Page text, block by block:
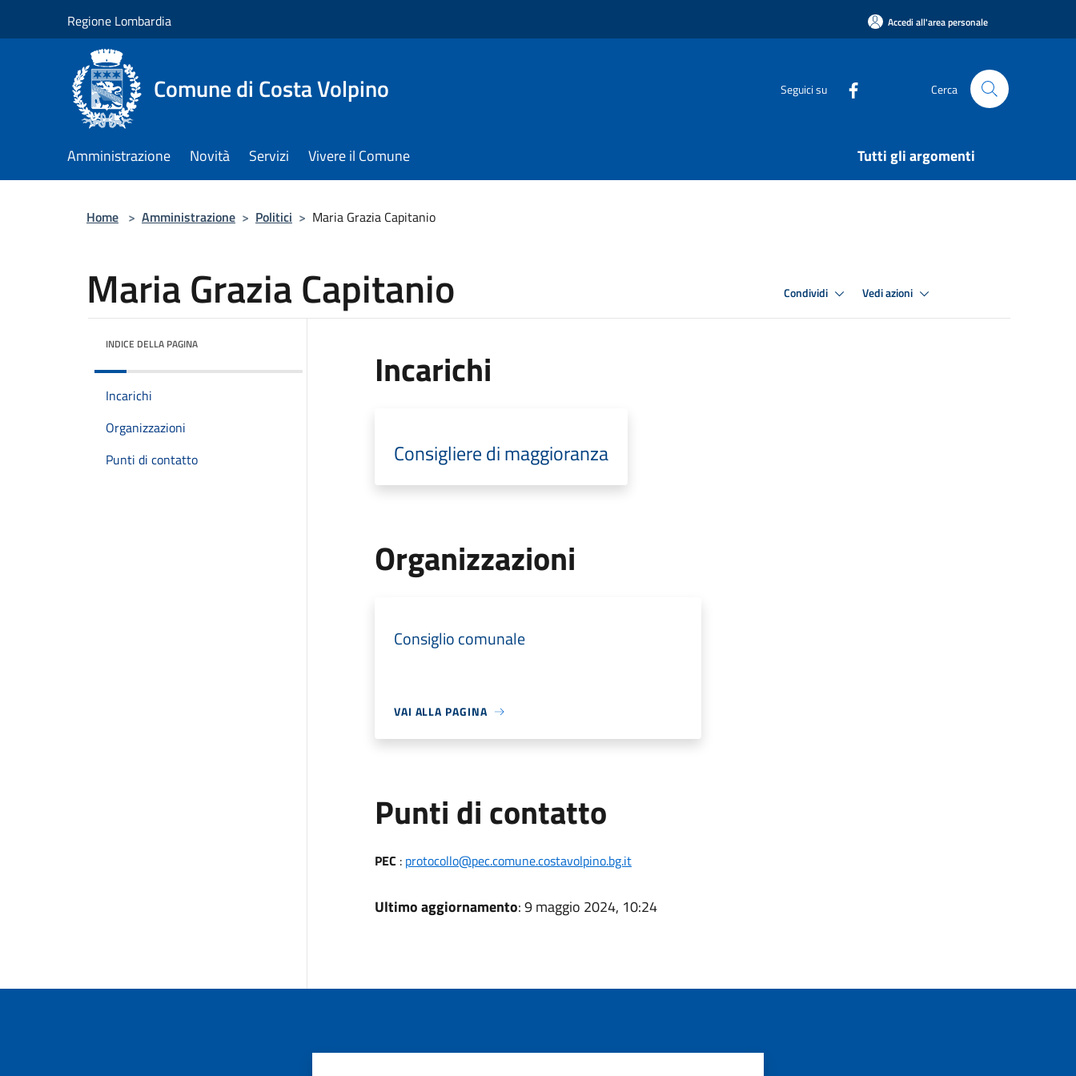
Regione Lombardia Accedi all'area personale
Comune di Costa Volpino Seguici su Cerca
Amministrazione Novità Servizi Vivere il Comune Tutti gli argomenti
Home > Amministrazione > Politici > Maria Grazia Capitanio
Maria Grazia Capitanio Condividi Vedi azioni
INDICE DELLA PAGINA
Incarichi
Organizzazioni
Punti di contatto
Incarichi
Consigliere di maggioranza
Organizzazioni
Consiglio comunale
VAI ALLA PAGINA
Punti di contatto
PEC : protocollo@pec.comune.costavolpino.bg.it
Ultimo aggiornamento: 9 maggio 2024, 10:24